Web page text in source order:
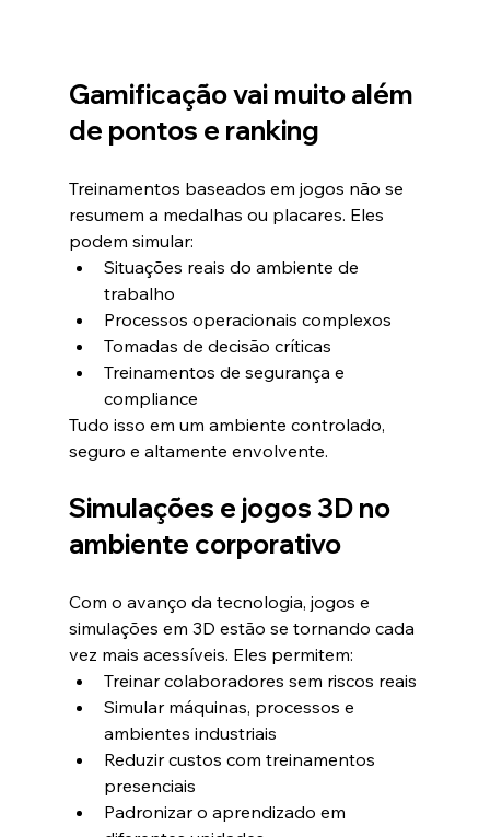
Gamificação vai muito além
de pontos e ranking
Treinamentos baseados em jogos não se
resumem a medalhas ou placares. Eles
podem simular:
Situações reais do ambiente de
trabalho
Processos operacionais complexos
Tomadas de decisão críticas
Treinamentos de segurança e
compliance
Tudo isso em um ambiente controlado,
seguro e altamente envolvente.
Simulações e jogos 3D no
ambiente corporativo
Com o avanço da tecnologia, jogos e
simulações em 3D estão se tornando cada
vez mais acessíveis. Eles permitem:
Treinar colaboradores sem riscos reais
Simular máquinas, processos e
ambientes industriais
Reduzir custos com treinamentos
presenciais
Padronizar o aprendizado em